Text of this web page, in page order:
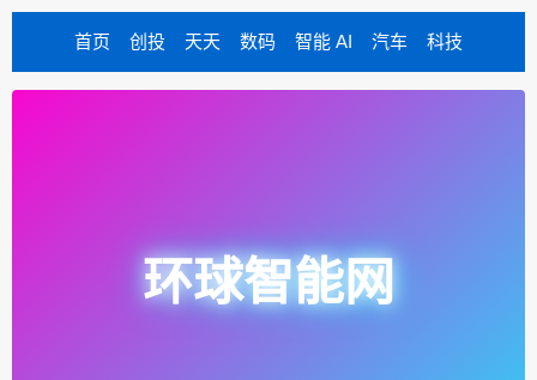
首页 创投 天天 数码 智能 AI 汽车 科技
环球智能网